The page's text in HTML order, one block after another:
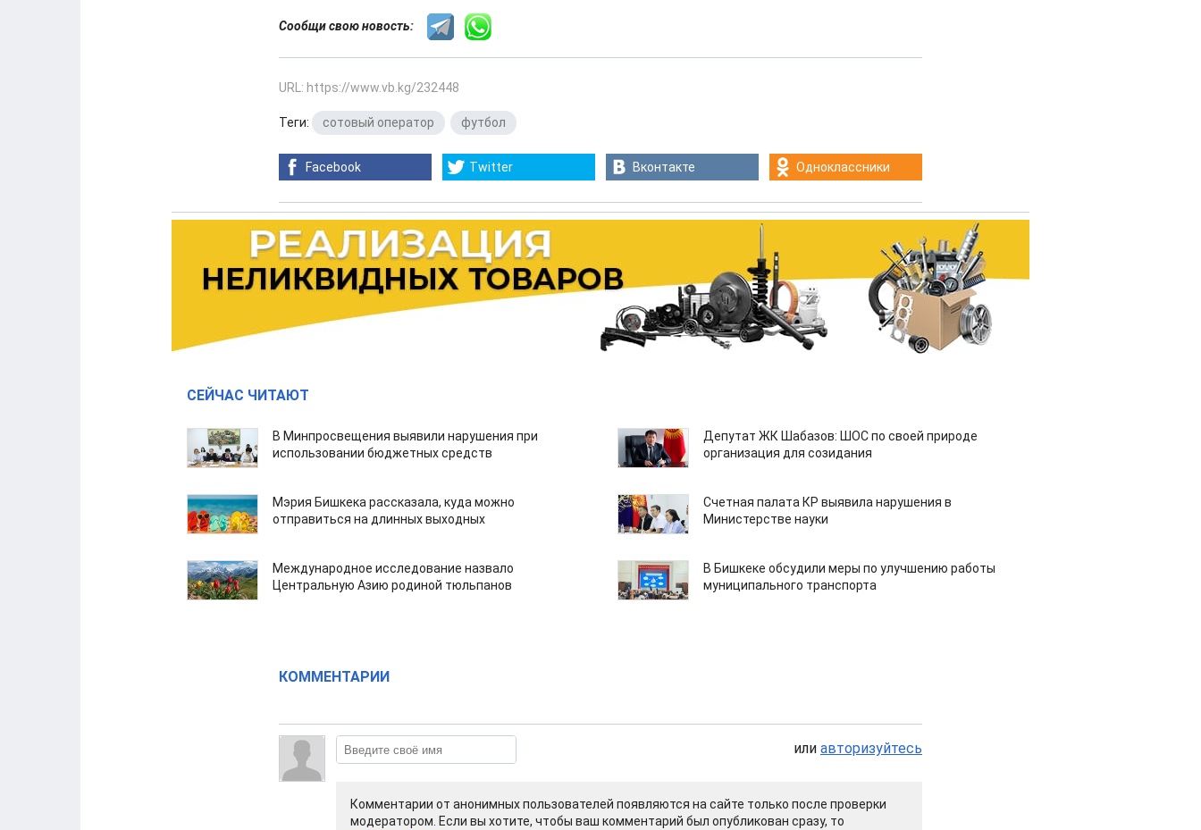
Сообщи свою новость:
URL: https://www.vb.kg/232448
Теги: сотовый оператор футбол
Facebook Twitter Вконтакте Одноклассники
СЕЙЧАС ЧИТАЮТ
В Минпросвещения выявили нарушения при
использовании бюджетных средств
Депутат ЖК Шабазов: ШОС по своей природе
организация для созидания
Мэрия Бишкека рассказала, куда можно
отправиться на длинных выходных
Счетная палата КР выявила нарушения в
Министерстве науки
Международное исследование назвало
Центральную Азию родиной тюльпанов
В Бишкеке обсудили меры по улучшению работы
муниципального транспорта
КОММЕНТАРИИ
или авторизуйтесь
Комментарии от анонимных пользователей появляются на сайте только после проверки
модератором. Если вы хотите, чтобы ваш комментарий был опубликован сразу, то